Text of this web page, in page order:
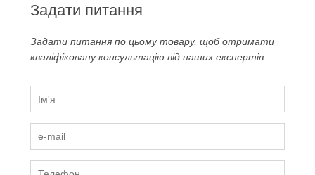
Задати питання
Задати питання по цьому товару, щоб отримати
кваліфіковану консультацію від наших експертів